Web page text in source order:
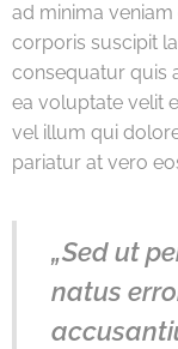
ad minima
corporis suscipit
consequatur quis
ea voluptate velit
vel illum qui
pariatur at vero
„Sed ut
natus